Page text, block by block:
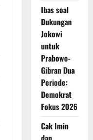
Ibas soal
Dukungan
Jokowi
untuk
Prabowo-
Gibran Dua
Periode:
Demokrat
Fokus 2026
Cak Imin